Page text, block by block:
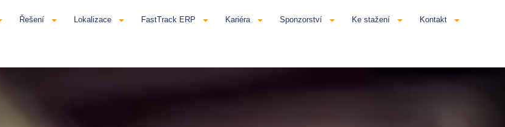
Řešení Lokalizace FastTrack ERP Kariéra Sponzorství Ke stažení Kontakt